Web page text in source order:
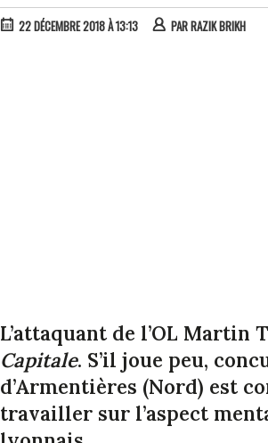
22 DÉCEMBRE 2018 À 13:13 PARRAZIK BRIKH
L’attaquant de l’OL Martin
Capitale. S’il joue peu,
d’Armentières (Nord) est
travailler sur l’aspect